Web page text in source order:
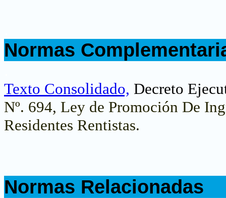
Normas
Texto Consolidado, Decreto
Nº. 694, Ley de Promoción De
Residentes Rentistas.
Normas Relacionadas